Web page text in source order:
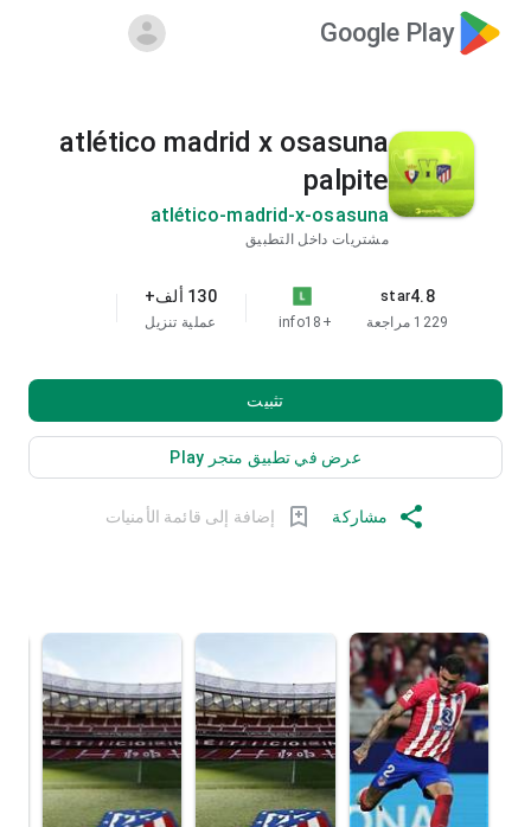
Google Play
atlético madrid x osasuna
palpite
atlético-madrid-x-osasuna
مشتريات داخل التطبيق
4.8
star
1229 مراجعة
+18
info
130 ألف+
عملية تنزيل
تثبيت
عرض في تطبيق متجر Play
مشاركة إضافة إلى قائمة الأمنيات